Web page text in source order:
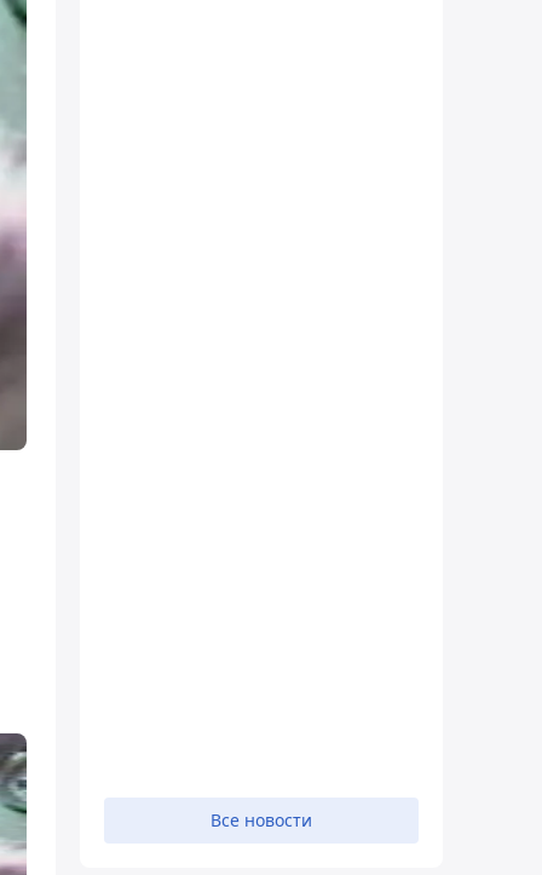
Все новости